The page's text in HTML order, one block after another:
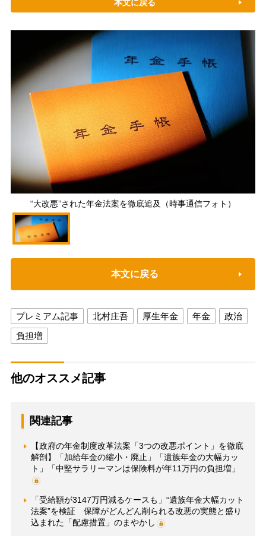
本文に戻る
“大改悪”された年金法案を徹底追及（時事通信フォト）
本文に戻る
プレミアム記事 北村庄吾 厚生年金 年金
政治
負担増
他のオススメ記事
関連記事
【政府の年金制度改革法案「3つの改悪ポイント」を徹底
解剖】「加給年金の縮小・廃止」「遺族年金の大幅カッ
ト」「中堅サラリーマンは保険料が年11万円の負担増」
「受給額が3147万円減るケースも」“遺族年金大幅カット
法案”を検証 保障がどんどん削られる改悪の実態と盛り
込まれた「配慮措置」のまやかし